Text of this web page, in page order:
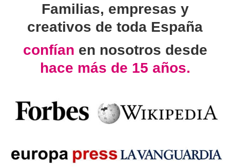
Familias, empresas y
creativos de toda España
confían en nosotros desde
hace más de 15 años.